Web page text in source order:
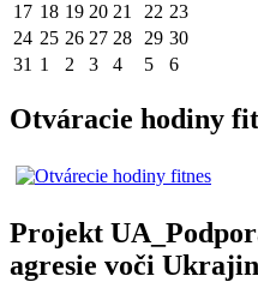
17 18 19 20 21 22 23
24 25 26 27 28 29 30
31 1 2 3 4 5 6
Otváracie hodiny
Projekt
agresie voči